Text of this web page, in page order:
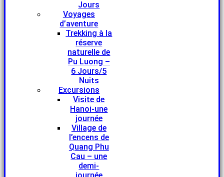
Jours
Voyages
d’aventure
Trekking à la
réserve
naturelle de
Pu Luong –
6 Jours/5
Nuits
Excursions
Visite de
Hanoi-une
journée
Village de
l’encens de
Quang Phu
Cau – une
demi-